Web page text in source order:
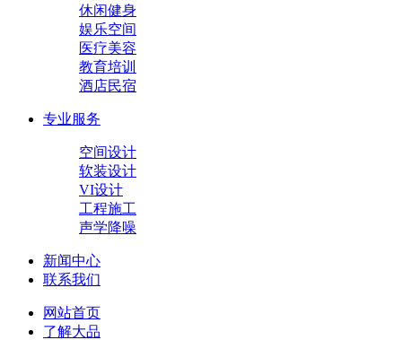
休闲健身
娱乐空间
医疗美容
教育培训
酒店民宿
专业服务
空间设计
软装设计
VI设计
工程施工
声学降噪
新闻中心
联系我们
网站首页
了解大品